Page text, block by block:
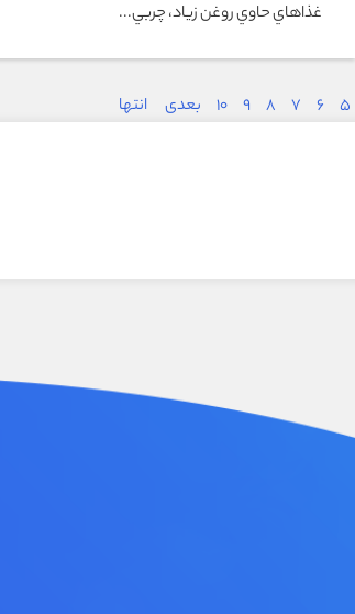
غذاهاي حاوي روغن زياد، چربي...
5
6
7
8
9
10 بعدی انتها